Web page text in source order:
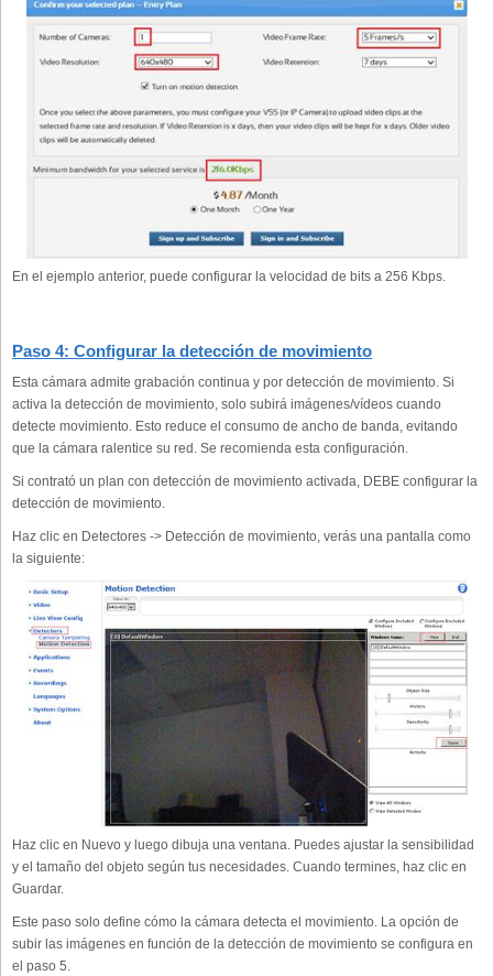
En el ejemplo anterior, puede configurar la velocidad de bits a 256 Kbps.
Paso 4: Configurar la detección de movimiento
Esta cámara admite grabación continua y por detección de movimiento. Si
activa la detección de movimiento, solo subirá imágenes/vídeos cuando
detecte movimiento. Esto reduce el consumo de ancho de banda, evitando
que la cámara ralentice su red. Se recomienda esta configuración.
Si contrató un plan con detección de movimiento activada, DEBE configurar la
detección de movimiento.
Haz clic en Detectores -> Detección de movimiento, verás una pantalla como
la siguiente:
Haz clic en Nuevo y luego dibuja una ventana. Puedes ajustar la sensibilidad
y el tamaño del objeto según tus necesidades. Cuando termines, haz clic en
Guardar.
Este paso solo define cómo la cámara detecta el movimiento. La opción de
subir las imágenes en función de la detección de movimiento se configura en
el paso 5.